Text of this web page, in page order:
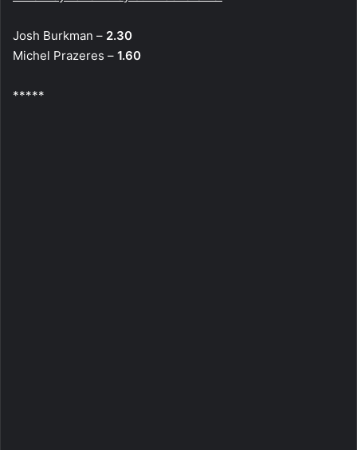
Josh Burkman – 2.30
Michel Prazeres – 1.60
*****